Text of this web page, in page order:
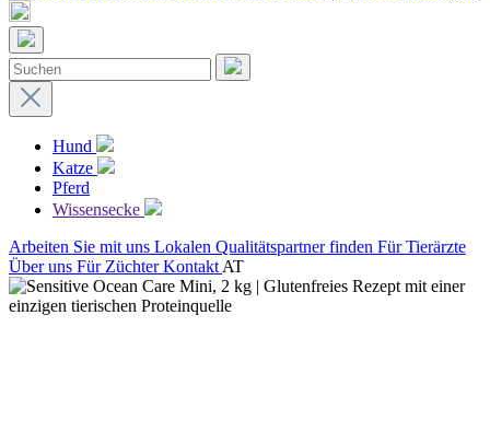
Hund
Katze
Pferd
Wissensecke
Arbeiten Sie mit uns Lokalen Qualitätspartner finden Für Tierärzte
Über uns Für ZüchterKontakt AT